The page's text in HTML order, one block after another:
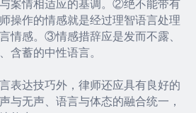
案情相适应的基调。②绝不能带有
操作的情感就是经过理智语言处理
情感。③情感措辞应是发而不露、
含蓄的中性语言。
达技巧外，律师还应具有良好的
与无声、语言与体态的融合统一，